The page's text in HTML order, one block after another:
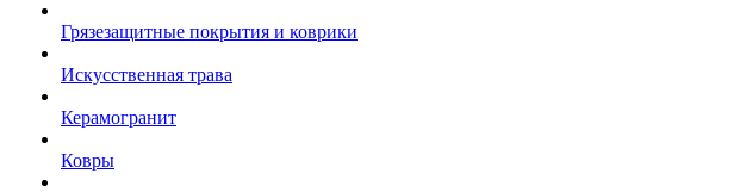
Грязезащитные покрытия и коврики
Искусственная трава
Керамогранит
Ковры